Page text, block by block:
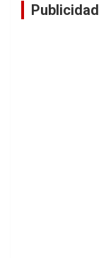
Publicidad